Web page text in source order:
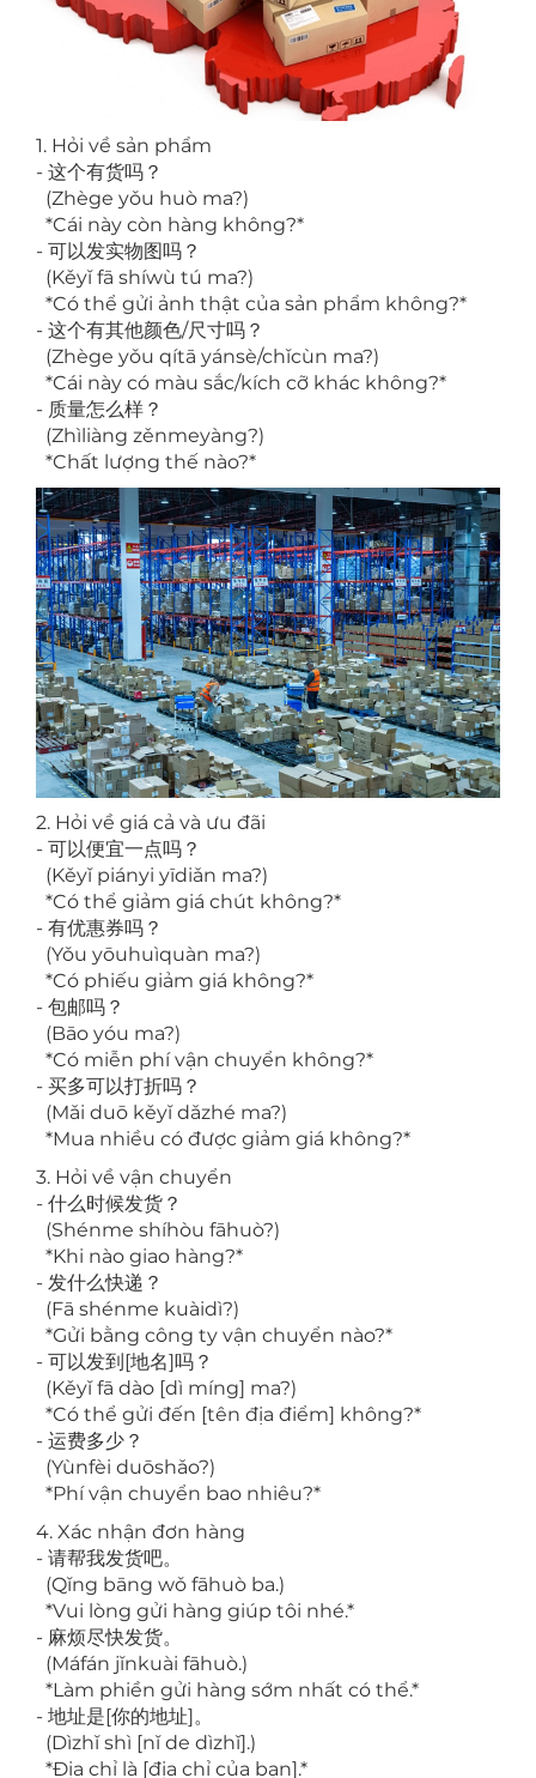
1. Hỏi về sản phẩm
- 这个有货吗？
(Zhège yǒu huò ma?)
*Cái này còn hàng không?*
- 可以发实物图吗？
(Kěyǐ fā shíwù tú ma?)
*Có thể gửi ảnh thật của sản phẩm không?*
- 这个有其他颜色/尺寸吗？
(Zhège yǒu qítā yánsè/chǐcùn ma?)
*Cái này có màu sắc/kích cỡ khác không?*
- 质量怎么样？
(Zhìliàng zěnmeyàng?)
*Chất lượng thế nào?*
2. Hỏi về giá cả và ưu đãi
- 可以便宜一点吗？
(Kěyǐ piányi yīdiǎn ma?)
*Có thể giảm giá chút không?*
- 有优惠券吗？
(Yǒu yōuhuìquàn ma?)
*Có phiếu giảm giá không?*
- 包邮吗？
(Bāo yóu ma?)
*Có miễn phí vận chuyển không?*
- 买多可以打折吗？
(Mǎi duō kěyǐ dǎzhé ma?)
*Mua nhiều có được giảm giá không?*
3. Hỏi về vận chuyển
- 什么时候发货？
(Shénme shíhòu fāhuò?)
*Khi nào giao hàng?*
- 发什么快递？
(Fā shénme kuàidì?)
*Gửi bằng công ty vận chuyển nào?*
- 可以发到[地名]吗？
(Kěyǐ fā dào [dì míng] ma?)
*Có thể gửi đến [tên địa điểm] không?*
- 运费多少？
(Yùnfèi duōshǎo?)
*Phí vận chuyển bao nhiêu?*
4. Xác nhận đơn hàng
- 请帮我发货吧。
(Qǐng bāng wǒ fāhuò ba.)
*Vui lòng gửi hàng giúp tôi nhé.*
- 麻烦尽快发货。
(Máfán jǐnkuài fāhuò.)
*Làm phiền gửi hàng sớm nhất có thể.*
- 地址是[你的地址]。
(Dìzhǐ shì [nǐ de dìzhǐ].)
*Địa chỉ là [địa chỉ của bạn].*